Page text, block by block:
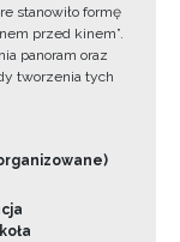
stanowiło formę
przed kinem”.
panoram oraz
tworzenia tych